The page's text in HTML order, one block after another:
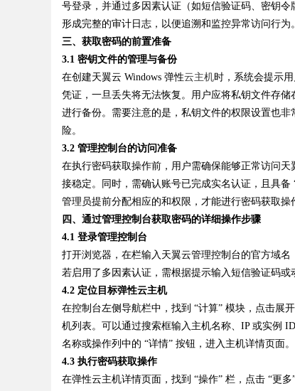
Bo
ar
号登录，并通过多因素认证（如短信验证码、密钥
形成完整的审计日志，以便追溯和监控异常访问行为。
三、获取密码的前置准备
3.1 密钥文件的管理与备份
在创建天翼云 Windows 弹性云主机时，系统会提示
凭证，一旦丢失将无法恢复。用户应将私钥文件存
进行备份。需要注意的是，私钥文件的权限设置也
险。
3.2 管理控制台的访问准备
在执行密码获取操作前，用户需确保能够正常访问
接稳定。同时，需确认账号已完成实名认证，且具
管理员提前分配相应的和权限，才能进行密码获取操
四、通过管理控制台获取密码的详细操作步骤
4.1 登录管理控制台
打开浏览器，在栏输入天翼云管理控制台的官方域
若启用了多因素认证，需根据提示输入短信验证码或
4.2 定位目标弹性云主机
在控制台左侧导航栏中，找到 “计算” 模块，点击展
机列表。可以通过搜索框输入主机名称、IP 或实例
名称或操作列中的 “详情” 按钮，进入主机详情页面。
4.3 执行密码获取操作
在弹性云主机详情页面，找到 “操作” 栏，点击 “更